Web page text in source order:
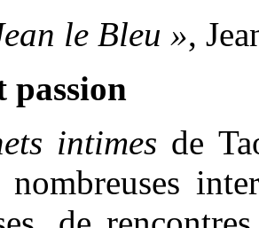
le Bleu »,
passion
intimes de